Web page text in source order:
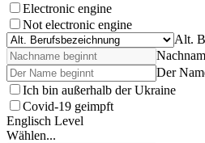
Electronic engine
Not electronic engine
Alt.
Der
Ich bin außerhalb der Ukraine
Covid-19 geimpft
Englisch Level
Wählen...